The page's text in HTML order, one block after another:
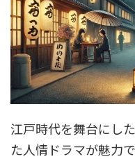
江戸時代を舞台にし
た人情ドラマが魅力